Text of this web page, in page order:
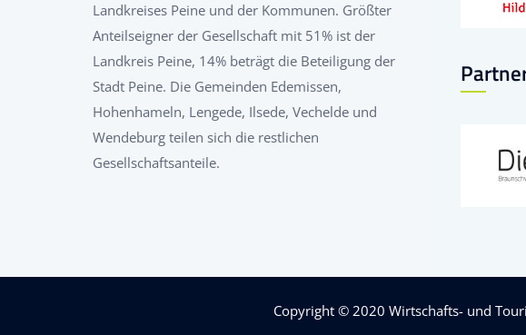
Landkreises Peine und der Kommunen. Größter
Anteilseigner der Gesellschaft mit 51% ist der
Landkreis Peine, 14% beträgt die Beteiligung der
Stadt Peine. Die Gemeinden Edemissen,
Hohenhameln, Lengede, Ilsede, Vechelde und
Wendeburg teilen sich die restlichen
Gesellschaftsanteile.
Copyright © 2020 Wirtschafts- und